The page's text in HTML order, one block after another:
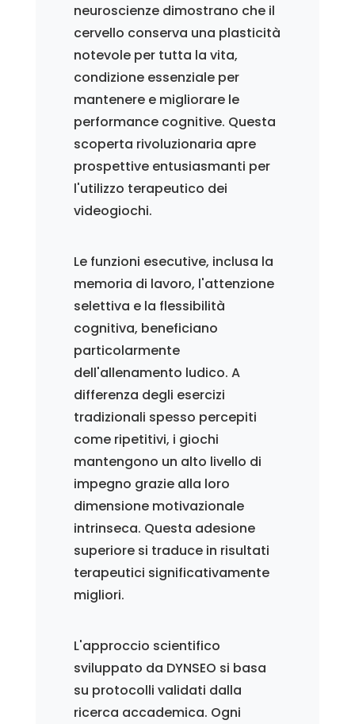
neuroscienze dimostrano che il
cervello conserva una plasticità
notevole per tutta la vita,
condizione essenziale per
mantenere e migliorare le
performance cognitive. Questa
scoperta rivoluzionaria apre
prospettive entusiasmanti per
l'utilizzo terapeutico dei
videogiochi.
Le funzioni esecutive, inclusa la
memoria di lavoro, l'attenzione
selettiva e la flessibilità
cognitiva, beneficiano
particolarmente
dell'allenamento ludico. A
differenza degli esercizi
tradizionali spesso percepiti
come ripetitivi, i giochi
mantengono un alto livello di
impegno grazie alla loro
dimensione motivazionale
intrinseca. Questa adesione
superiore si traduce in risultati
terapeutici significativamente
migliori.
L'approccio scientifico
sviluppato da DYNSEO si basa
su protocolli validati dalla
ricerca accademica. Ogni